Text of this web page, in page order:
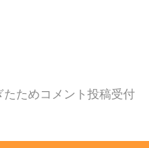
ためコメント投稿受付